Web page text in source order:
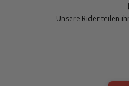
Unsere Rider teilen